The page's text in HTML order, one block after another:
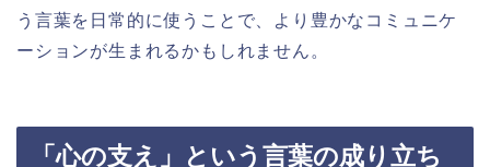
う言葉を日常的に使うことで、より豊かなコミュニケ
ーションが生まれるかもしれません。
「心の支え」という言葉の成り立ち